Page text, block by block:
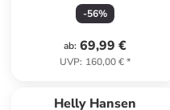
-56%
ab: 69,99 €
UVP: 160,00 €*
Helly Hansen